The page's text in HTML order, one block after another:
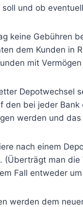
und ob
keine Gebühren
dem Kunden in
mit
Depotwechsel
den bei jeder
werden und
nach einem
(Überträgt man
Fall entweder
werden dem